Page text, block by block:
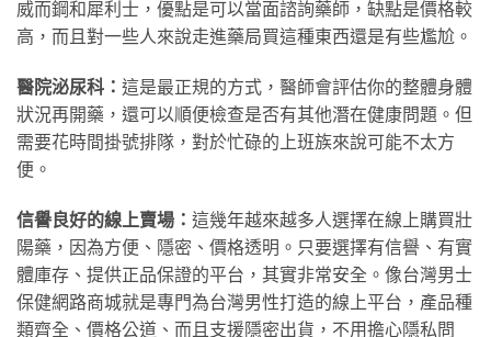
威而鋼和犀利士，優點是可以當面諮詢藥師，缺點是價格較
高，而且對一些人來說走進藥局買這種東西還是有些尷尬。
醫院泌尿科： 這是最正規的方式，醫師會評估你的整體身體
狀況再開藥，還可以順便檢查是否有其他潛在健康問題。但
需要花時間掛號排隊，對於忙碌的上班族來說可能不太方
便。
信譽良好的線上賣場： 這幾年越來越多人選擇在線上購買壯
陽藥，因為方便、隱密、價格透明。只要選擇有信譽、有實
體庫存、提供正品保證的平台，其實非常安全。像台灣男士
保健網路商城就是專門為台灣男性打造的線上平台，產品種
類齊全、價格公道、而且支援隱密出貨，不用擔心隱私問